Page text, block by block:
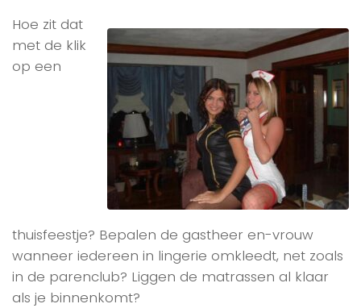
Hoe zit dat
met de klik
op een
thuisfeestje? Bepalen de gastheer en-vrouw
wanneer iedereen in lingerie omkleedt, net zoals
in de parenclub? Liggen de matrassen al klaar
als je binnenkomt?